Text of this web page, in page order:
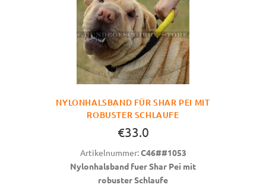
NYLONHALSBAND FÜR SHAR PEI MIT
ROBUSTER SCHLAUFE
€33.0
Artikelnummer:C46##1053
Nylonhalsband fuer Shar Pei mit
robuster Schlaufe